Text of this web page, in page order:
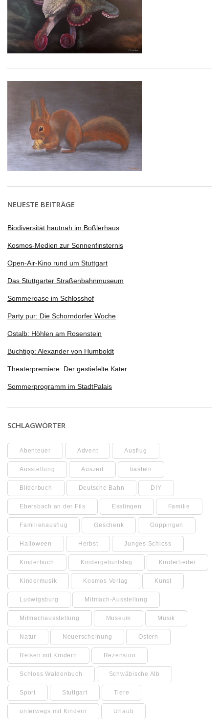
NEUESTE BEITRÄGE
Biodiversität hautnah im Boßlerhaus
Kosmos-Medien zur Sonnenfinsternis
Open-Air-Kino rund um Stuttgart
Das Stuttgarter Straßenbahnmuseum
Sommeroase im Schlosshof
Party pur: Die Schorndorfer Woche
Ostalb: Höhlen am Rosenstein
Buchtipp: Alexander von Humboldt
Theaterpremiere: Der gestiefelte Kater
Sommerprogramm im StadtPalais
SCHLAGWÖRTER
Abenteuer Advent Ausflug
Ausstellung Auszeit basteln
Bilderbuch Deutsche Bahn DIY
Ebersbach an der Fils Esslingen Familie
Familienausflug Geschenk Göppingen
Halloween Herbst Junges Schloss
Kinderbuch Kindergeburtstag Kinderlieder
Kindermusik Kosmos Verlag Kunst
Ludwigsburg Mitmach-Ausstellung
Mitmachausstellung Museum Musik
Natur Neuerscheinung Ostern
Reisen mit Kindern Rezension
Schloss Waldenbuch Schwäbische Alb
Sport Stuttgart Tiere
unterwegs mit Kindern Urlaub